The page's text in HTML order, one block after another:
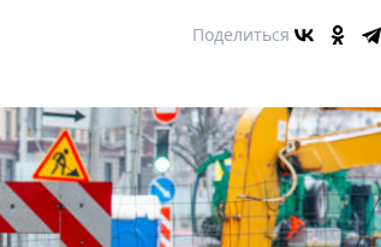
Поделиться